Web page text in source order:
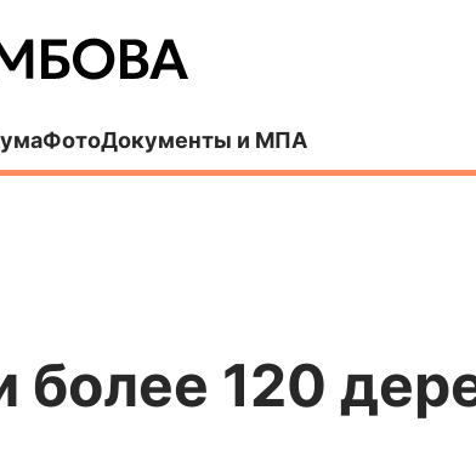
ФотоДокументы и МПА
более 120